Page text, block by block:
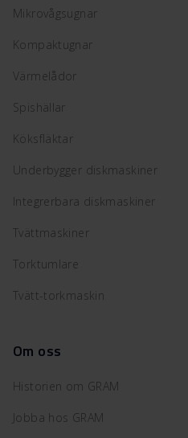
Mikrovågsugnar
Kompaktugnar
Värmelådor
Spishällar
Köksfläktar
Underbygger diskmaskiner
Integrerbara diskmaskiner
Tvättmaskiner
Torktumlare
Tvätt-torkmaskin
Om oss
Historien om GRAM
Jobba hos GRAM